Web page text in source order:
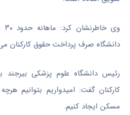
دانشگاه صرف پرداخت حقوق کارکنان
رئیس دانشگاه علوم پزشکی
کارکنان گفت: امیدواریم بتوانیم
مسکن ایجاد کنیم.